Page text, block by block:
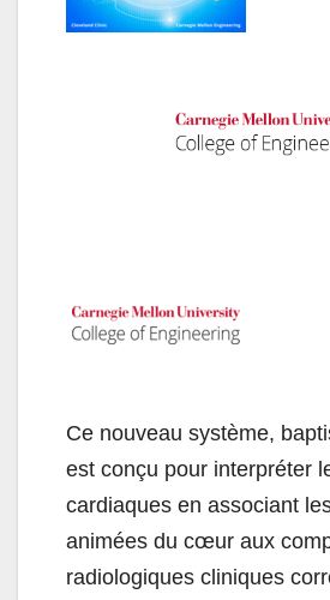
Ce nouveau système,
est conçu pour interpréter
cardiaques en associant
animées du cœur aux
radiologiques cliniques